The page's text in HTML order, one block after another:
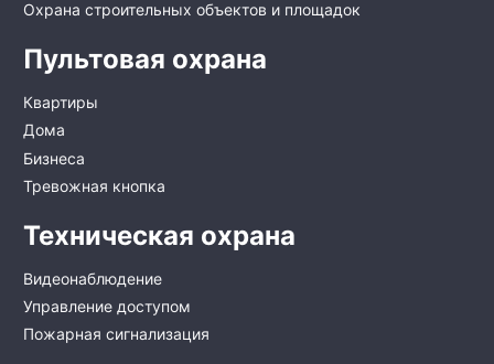
Охрана строительных объектов и площадок
Пультовая охрана
Квартиры
Дома
Бизнеса
Тревожная кнопка
Техническая охрана
Видеонаблюдение
Управление доступом
Пожарная сигнализация